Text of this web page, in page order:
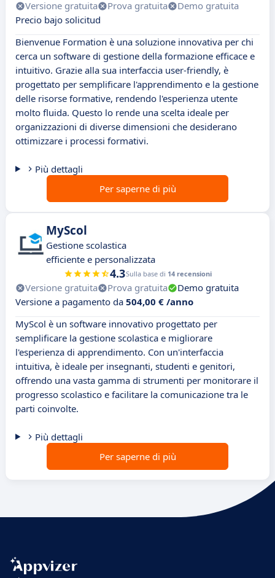
Versione gratuita Prova gratuita
Demo gratuita
Precio bajo solicitud
Bienvenue Formation è una soluzione innovativa per chi
cerca un software di gestione della formazione efficace e
intuitivo. Grazie alla sua interfaccia user-friendly, è
progettato per semplificare l'apprendimento e la gestione
delle risorse formative, rendendo l'esperienza utente
molto fluida. Questo lo rende una scelta ideale per
organizzazioni di diverse dimensioni che desiderano
ottimizzare i processi formativi.
Più dettagli
Per saperne di più
MyScol
Gestione scolastica
efficiente e personalizzata
4.3Sulla base di 14 recensioni
Versione gratuita Prova gratuita
Demo gratuita
Versione a pagamento da 504,00 € /anno
MyScol è un software innovativo progettato per
semplificare la gestione scolastica e migliorare
l'esperienza di apprendimento. Con un'interfaccia
intuitiva, è ideale per insegnanti, studenti e genitori,
offrendo una vasta gamma di strumenti per monitorare il
progresso scolastico e facilitare la comunicazione tra le
parti coinvolte.
Più dettagli
Per saperne di più